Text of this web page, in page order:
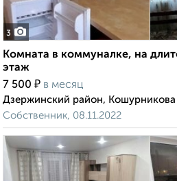
3
Комната в коммуналке, на
этаж
7 500 ₽ в месяц
Дзержинский район, Кошурникова
Собственник, 08.11.2022